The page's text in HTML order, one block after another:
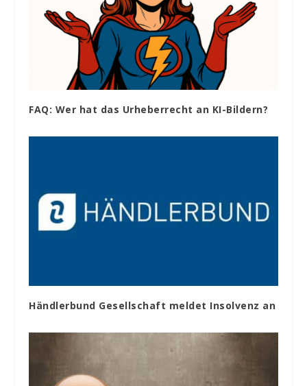
FAQ: Wer hat das Urheberrecht an KI-Bildern?
Händlerbund Gesellschaft meldet Insolvenz an